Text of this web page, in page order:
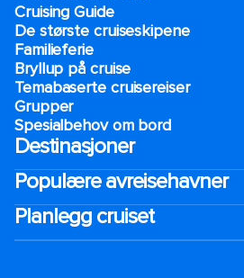
Cruising Guide
De største cruiseskipene
Familieferie
Bryllup på cruise
Temabaserte cruisereiser
Grupper
Spesialbehov om bord
Destinasjoner
Populære avreisehavner
Planlegg cruiset